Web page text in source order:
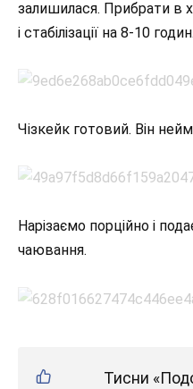
залишилася. Прибрати в
і стабілізації на 8-10 годин.
Чізкейк готовий. Він
Нарізаємо порційно і
чаювання.
Тисни